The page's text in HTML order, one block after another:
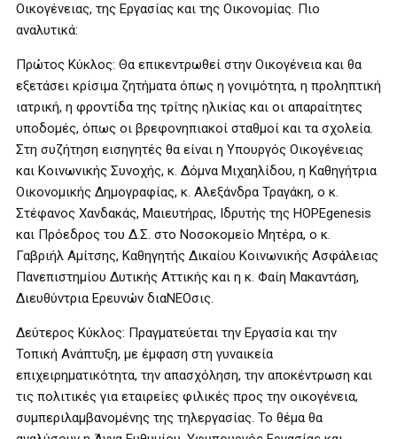
Οικογένειας, της Εργασίας και της Οικονομίας. Πιο
αναλυτικά:
Πρώτος Κύκλος: Θα επικεντρωθεί στην Οικογένεια και θα
εξετάσει κρίσιμα ζητήματα όπως η γονιμότητα, η προληπτική
ιατρική, η φροντίδα της τρίτης ηλικίας και οι απαραίτητες
υποδομές, όπως οι βρεφονηπιακοί σταθμοί και τα σχολεία.
Στη συζήτηση εισηγητές θα είναι η Υπουργός Οικογένειας
και Κοινωνικής Συνοχής, κ. Δόμνα Μιχαηλίδου, η Καθηγήτρια
Οικονομικής Δημογραφίας, κ. Αλεξάνδρα Τραγάκη, ο κ.
Στέφανος Χανδακάς, Μαιευτήρας, Ιδρυτής της HOPEgenesis
και Πρόεδρος του Δ.Σ. στο Νοσοκομείο Μητέρα, ο κ.
Γαβριήλ Αμίτσης, Καθηγητής Δικαίου Κοινωνικής Ασφάλειας
Πανεπιστημίου Δυτικής Αττικής και η κ. Φαίη Μακαντάση,
Διευθύντρια Ερευνών διαΝΕΟσις.
Δεύτερος Κύκλος: Πραγματεύεται την Εργασία και την
Τοπική Ανάπτυξη, με έμφαση στη γυναικεία
επιχειρηματικότητα, την απασχόληση, την αποκέντρωση και
τις πολιτικές για εταιρείες φιλικές προς την οικογένεια,
συμπεριλαμβανομένης της τηλεργασίας. Το θέμα θα